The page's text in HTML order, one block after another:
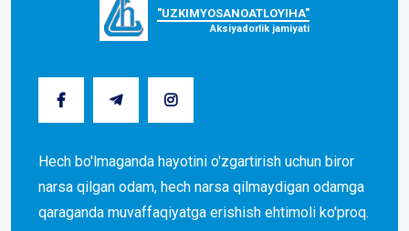
"UZKIMYOSANOATLOYIHA"
Aksiyadorlik jamiyati
Hech bo'lmaganda hayotini o'zgartirish uchun biror
narsa qilgan odam, hech narsa qilmaydigan odamga
qaraganda muvaffaqiyatga erishish ehtimoli ko'proq.